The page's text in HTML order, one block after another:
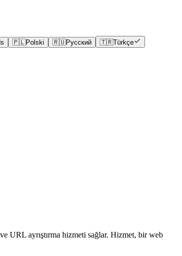
🇵🇱Polski 🇷🇺Русский 🇹🇷Türkçe
URL ayrıştırma hizmeti sağlar. Hizmet, bir web